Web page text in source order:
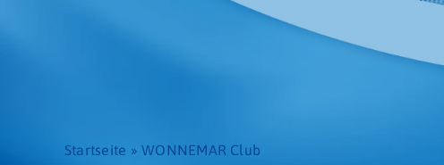
Startseite »WONNEMAR Club